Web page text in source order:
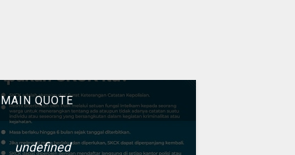
MAIN QUOTE
undefined